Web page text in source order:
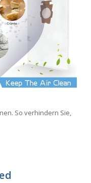
So verhindern Sie,